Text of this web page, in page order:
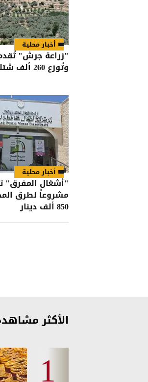
أخبار محلية
وتُوزع 260 ألف شتلة
أخبار محلية
مشروعاً لطرق
850 ألف دينار
الأكثر